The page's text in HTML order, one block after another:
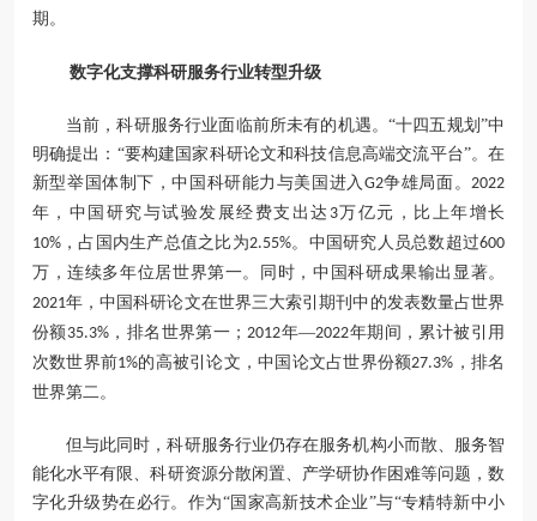
期。
数字化支撑科研服务行业转型升级
当前，科研服务行业面临前所未有的机遇。 “十四五规划”中
明确提出：“要构建国家科研论文和科技信息高端交流平台”。在
新型举国体制下 ，中国 科研能力与美国进入 G2争雄局面。2022
年，中国研究与试验发展经费支出达 3万亿元， 比上年增长
10%，占国内生产总值之比为2.55%。 中国研究人员总数超过600
万，连续多年位居世界第一。
同时 ， 中国科研成果输出显著。
2021年，中国科研论文在世界三大索引期刊中的发表数量占世界
份额 35.3%， 排名世界第一 ；2012年—2022年期间 ， 累计被引用
次数世界前1%的高被引论文 ，中国论文占世界份额27.3% ， 排名
世界第二。
但与此同时，科研服务行业仍存在服务机构小而散、 服务智
能化水平有限、科研资源分散闲置、产学研协作困难等问题，数
字化升级势在必行。作为“国家高新技术企业”与“专精特新中小